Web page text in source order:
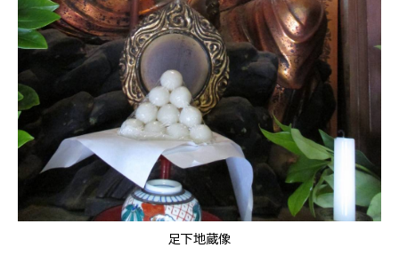
足下地蔵像